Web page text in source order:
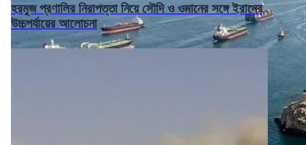
হরমুজ প্রণালির নিরাপত্তা নিয়ে সৌদি ও ওমানের সঙ্গে ইরানের
উচ্চপর্যায়ের আলোচনা